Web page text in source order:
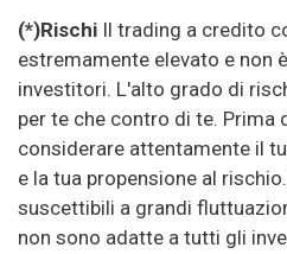
(*)Rischi Il trading a credito
estremamente elevato e non
investitori. L'alto grado di
per te che contro di te. Prima
considerare attentamente il
e la tua propensione al
suscettibili a grandi
non sono adatte a tutti gli